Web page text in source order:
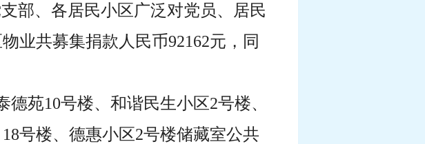
部、各居民小区广泛对党员、居民
业共募集捐款人民币92162元，同
苑10号楼、和谐民生小区2号楼、
号楼、德惠小区2号楼储藏室公共